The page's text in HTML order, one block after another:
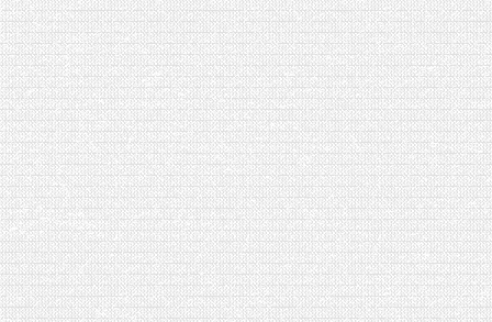
[VIDÉO] OBJECTIF POIDS SANTÉ #67 : L’AVIS
DES AUTRES, CE N’EST QUE LA VIE DES
AUTRES
[VIDÉO] UNBOXING : LES MY LITTLE &
BIOTYFULL BOX DES MOIS DE FÉVRIER ET
MARS 2024 FEAT. AKILA
[VIDÉO] LA SÉLECTION DU MOIS
#JANVIER2024
[VIDÉO] HELLOFRESH #34 : IDÉES
RECETTES RISOTTO